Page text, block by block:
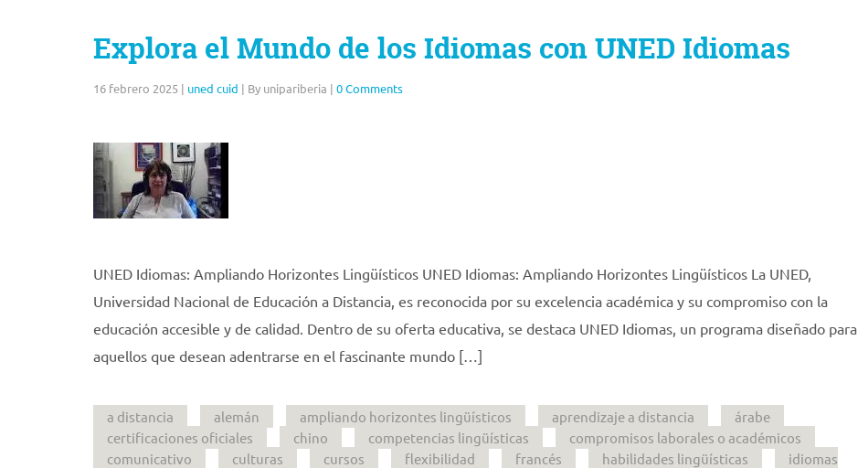
Explora el Mundo de los Idiomas con UNED Idiomas
16 febrero 2025 | uned cuid | By unipariberia | 0 Comments
UNED Idiomas: Ampliando Horizontes Lingüísticos UNED Idiomas: Ampliando Horizontes Lingüísticos La UNED,
Universidad Nacional de Educación a Distancia, es reconocida por su excelencia académica y su compromiso con la
educación accesible y de calidad. Dentro de su oferta educativa, se destaca UNED Idiomas, un programa diseñado para
aquellos que desean adentrarse en el fascinante mundo […]
a distancia alemán ampliando horizontes lingüísticos aprendizaje a distancia
árabe
certificaciones oficiales
chino competencias lingüísticas
compromisos laborales o académicos
comunicativo
culturas cursos flexibilidad francés habilidades lingüísticas
idiomas